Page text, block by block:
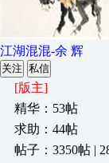
江湖混混-余 辉
关注 私信
[版主]
精华：53帖
求助：44帖
帖子：3350帖 |